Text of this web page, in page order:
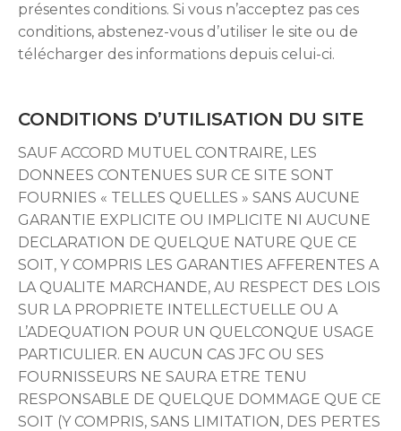
présentes conditions. Si vous n’acceptez pas ces
conditions, abstenez-vous d’utiliser le site ou de
télécharger des informations depuis celui-ci.
CONDITIONS D’UTILISATION DU SITE
SAUF ACCORD MUTUEL CONTRAIRE, LES
DONNEES CONTENUES SUR CE SITE SONT
FOURNIES « TELLES QUELLES » SANS AUCUNE
GARANTIE EXPLICITE OU IMPLICITE NI AUCUNE
DECLARATION DE QUELQUE NATURE QUE CE
SOIT, Y COMPRIS LES GARANTIES AFFERENTES A
LA QUALITE MARCHANDE, AU RESPECT DES LOIS
SUR LA PROPRIETE INTELLECTUELLE OU A
L’ADEQUATION POUR UN QUELCONQUE USAGE
PARTICULIER. EN AUCUN CAS JFC OU SES
FOURNISSEURS NE SAURA ETRE TENU
RESPONSABLE DE QUELQUE DOMMAGE QUE CE
SOIT (Y COMPRIS, SANS LIMITATION, DES PERTES